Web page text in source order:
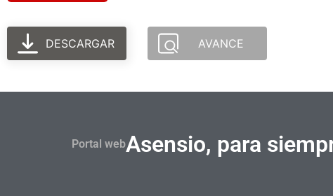
DESCARGAR AVANCE
Portal webAsensio, para